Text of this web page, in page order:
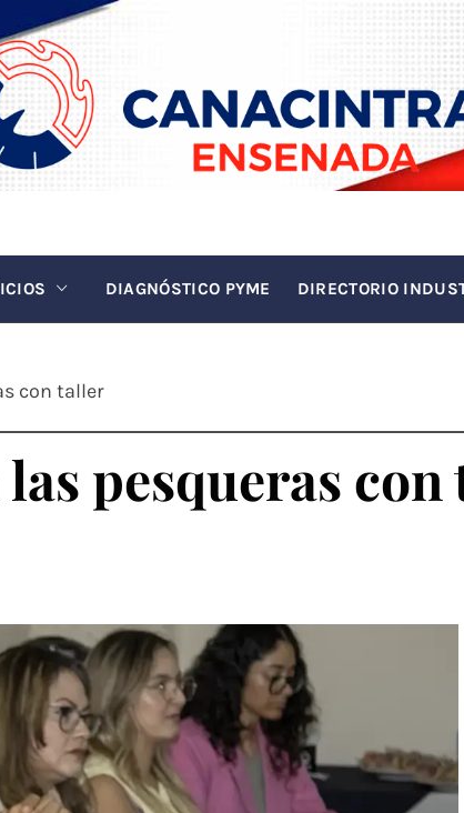
La fuerza de la industria
DIAGNÓSTICO PYME DIRECTORIO
con taller
pesqueras